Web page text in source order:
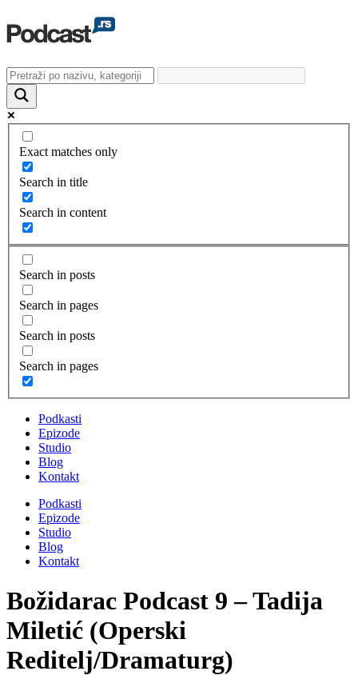
Exact matches only
Search in title
Search in content
Search in posts
Search in pages
Search in posts
Search in pages
Podkasti
Epizode
Studio
Blog
Kontakt
Podkasti
Epizode
Studio
Blog
Kontakt
Božidarac Podcast 9 – Tadija
Miletić (Operski
Reditelj/Dramaturg)